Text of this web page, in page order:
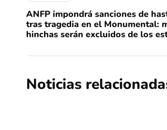
ANFP impondrá sanciones de
tras tragedia en el Monumental:
hinchas serán excluidos de los
Noticias